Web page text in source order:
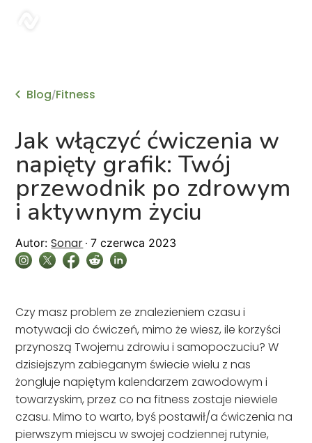
Blog/Fitness
Jak włączyć ćwiczenia w
napięty grafik: Twój
przewodnik po zdrowym
i aktywnym życiu
Autor: Sonar 7 czerwca 2023
Czy masz problem ze znalezieniem czasu i
motywacji do ćwiczeń, mimo że wiesz, ile korzyści
przynoszą Twojemu zdrowiu i samopoczuciu? W
dzisiejszym zabieganym świecie wielu z nas
żongluje napiętym kalendarzem zawodowym i
towarzyskim, przez co na fitness zostaje niewiele
czasu. Mimo to warto, byś postawił/a ćwiczenia na
pierwszym miejscu w swojej codziennej rutynie,